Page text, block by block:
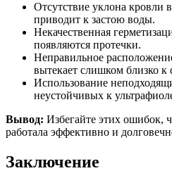
Отсутствие уклона кровли
приводит к застою воды.
Некачественная
появляются протечки.
Неправильное
вытекает слишком близко к
Использование
неустойчивых к
Вывод: Избегайте этих ошибок,
работала эффективно и
Заключение